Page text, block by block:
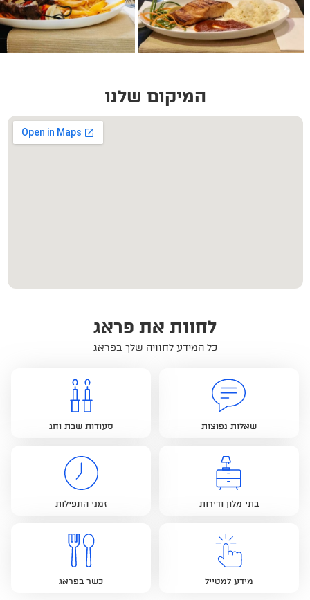
המיקום שלנו
לחוות את פראג
כל המידע לחוויה שלך בפראג
שאלות נפוצות סעודות שבת וחג
בתי מלון ודירות זמני התפילות
מידע למטייל כשר בפראג